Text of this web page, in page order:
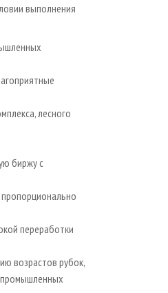
выполнения
лесного
биржу с
переработки
возрастов рубок,